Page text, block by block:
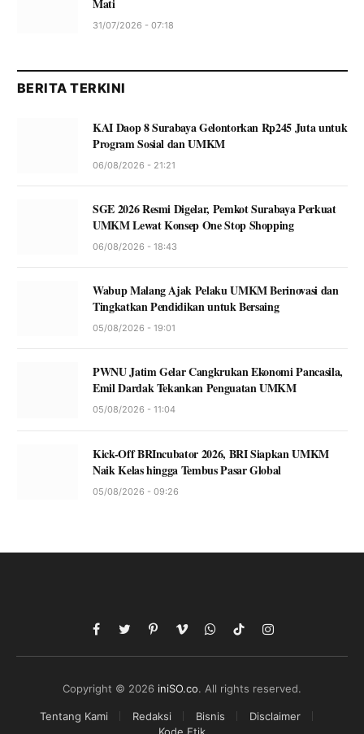
31/07/2026 - 07:18
BERITA TERKINI
KAI Daop 8 Surabaya Gelontorkan Rp245 Juta untuk
Program Sosial dan UMKM
06/08/2026 - 21:21
SGE 2026 Resmi Digelar, Pemkot Surabaya Perkuat
UMKM Lewat Konsep One Stop Shopping
06/08/2026 - 18:43
Wabup Malang Ajak Pelaku UMKM Berinovasi dan
Tingkatkan Pendidikan untuk Bersaing
05/08/2026 - 19:01
PWNU Jatim Gelar Cangkrukan Ekonomi Pancasila,
Emil Dardak Tekankan Penguatan UMKM
05/08/2026 - 11:04
Kick-Off BRIncubator 2026, BRI Siapkan UMKM
Naik Kelas hingga Tembus Pasar Global
05/08/2026 - 09:26
Facebook
TwitterPinterestVimeoWhatsApp
TikTokInstagram
Copyright © 2026 iniSO.co. All rights reserved.
Tentang Kami Redaksi Bisnis
Disclaimer
Kode Etik